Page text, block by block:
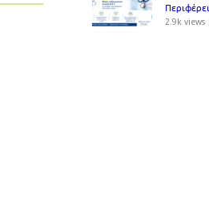
2.9k views